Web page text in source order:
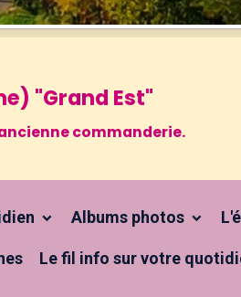
"Grand Est"
commanderie.
Albums photos
Le fil info sur votre